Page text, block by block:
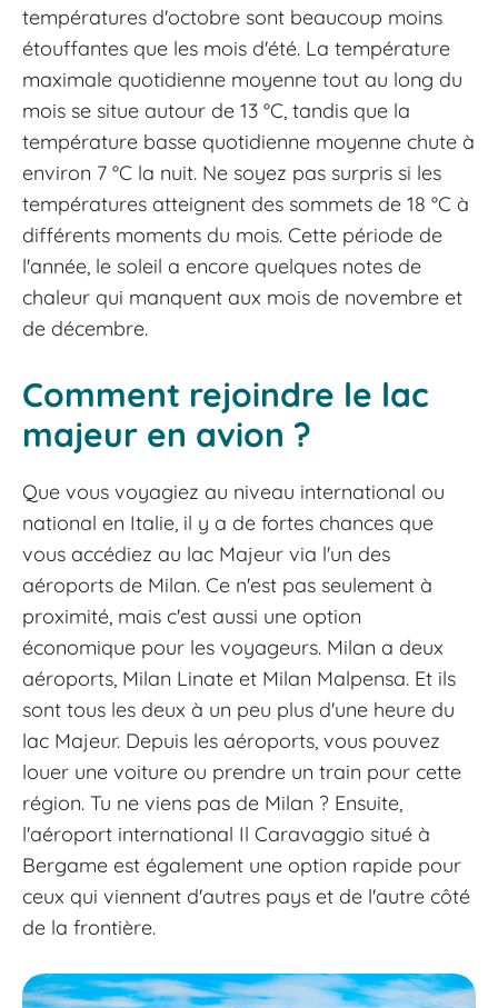
températures d'octobre sont beaucoup moins
étouffantes que les mois d'été. La température
maximale quotidienne moyenne tout au long du
mois se situe autour de 13 °C, tandis que la
température basse quotidienne moyenne chute à
environ 7 °C la nuit. Ne soyez pas surpris si les
températures atteignent des sommets de 18 °C à
différents moments du mois. Cette période de
l'année, le soleil a encore quelques notes de
chaleur qui manquent aux mois de novembre et
de décembre.
Comment rejoindre le lac
majeur en avion ?
Que vous voyagiez au niveau international ou
national en Italie, il y a de fortes chances que
vous accédiez au lac Majeur via l'un des
aéroports de Milan. Ce n'est pas seulement à
proximité, mais c'est aussi une option
économique pour les voyageurs. Milan a deux
aéroports, Milan Linate et Milan Malpensa. Et ils
sont tous les deux à un peu plus d'une heure du
lac Majeur. Depuis les aéroports, vous pouvez
louer une voiture ou prendre un train pour cette
région. Tu ne viens pas de Milan ? Ensuite,
l'aéroport international Il Caravaggio situé à
Bergame est également une option rapide pour
ceux qui viennent d'autres pays et de l'autre côté
de la frontière.